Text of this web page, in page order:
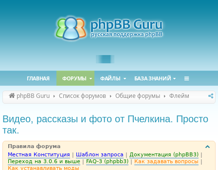
ГЛАВНАЯ ФОРУМЫ ФАЙЛЫ БАЗА ЗНАНИЙ
phpBB Guru Список форумов Общие форумы Флейм
Видео, рассказы и фото от Пчелкина. Просто
так.
Правила форума
Местная Конституция | Шаблон запроса | Документация (phpBB3) |
Переход на 3.0.6 и выше | FAQ-3 (phpbb3) | Как задавать вопросы |
Как устанавливать моды